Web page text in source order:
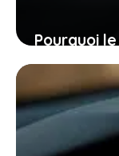
Pourquoi
pour vous
10 février 2026